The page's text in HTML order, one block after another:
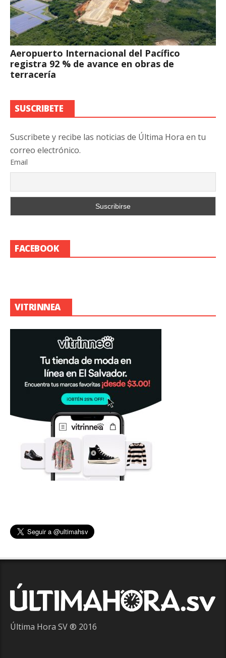
Aeropuerto Internacional del Pacífico
registra 92 % de avance en obras de
terracería
SUSCRIBETE
Suscribete y recibe las noticias de Última Hora en tu
correo electrónico.
Email
FACEBOOK
VITRINNEA
Última Hora SV ® 2016